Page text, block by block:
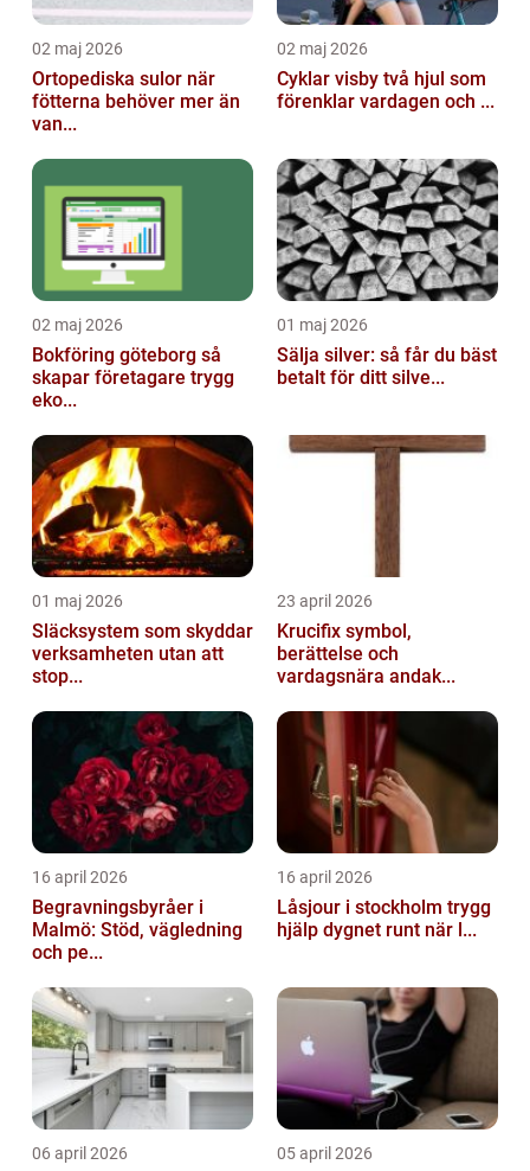
02 maj 2026
Ortopediska sulor när
fötterna behöver mer än
van...
02 maj 2026
Cyklar visby två hjul som
förenklar vardagen och ...
02 maj 2026
Bokföring göteborg så
skapar företagare trygg
eko...
01 maj 2026
Sälja silver: så får du bäst
betalt för ditt silve...
01 maj 2026
Släcksystem som skyddar
verksamheten utan att
stop...
23 april 2026
Krucifix symbol,
berättelse och
vardagsnära andak...
16 april 2026
Begravningsbyråer i
Malmö: Stöd, vägledning
och pe...
16 april 2026
Låsjour i stockholm trygg
hjälp dygnet runt när l...
06 april 2026 05 april 2026